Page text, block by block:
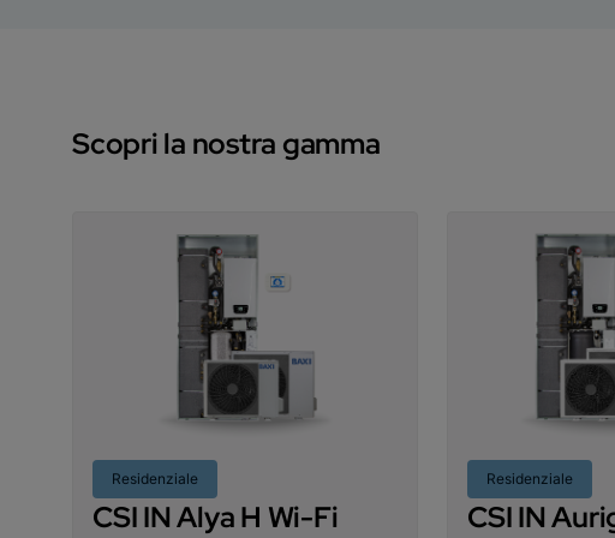
Scopri la nostra gamma
Residenziale
CSI IN Alya H Wi-Fi
Residenziale
CSI IN